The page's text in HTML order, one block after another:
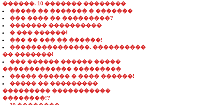
������. 10 ������� ��������
����� �� ������� � �������
��� ���� �� ���������?
������� ����������
� ��� ������!
��� �� ��� �� ������!
���������������. ����������
�� �������!
��� ������ ������ �����
������������� ���������
����� ������ � ���� ������!
����� �� ���������
��������� �����������
��������!?